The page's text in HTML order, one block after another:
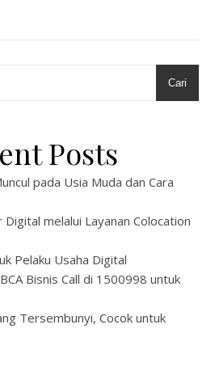
Cari
Posts
pada Usia Muda dan Cara
melalui Layanan Colocation
Pelaku Usaha Digital
Bisnis Call di 1500998 untuk
Tersembunyi, Cocok untuk